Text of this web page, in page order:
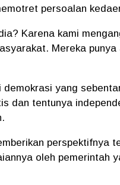
persoalan
Karena kami
Mereka
yang
dan tentunya
perspektifnya
oleh pemerintah